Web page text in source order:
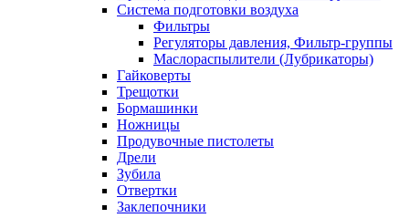
Система подготовки воздуха
Фильтры
Регуляторы давления, Фильтр-группы
Маслораспылители (Лубрикаторы)
Гайковерты
Трещотки
Бормашинки
Ножницы
Продувочные пистолеты
Дрели
Зубила
Отвертки
Заклепочники